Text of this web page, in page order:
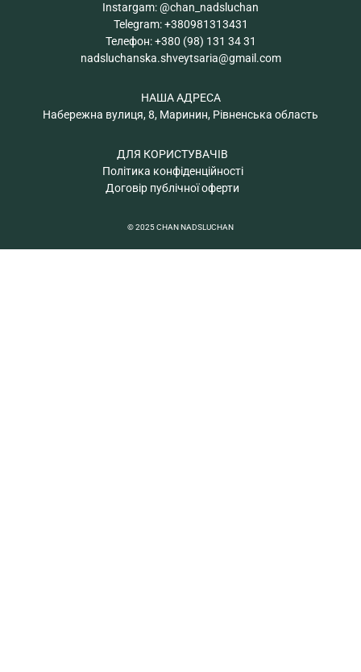
Instargam:@chan_nadsluchan
Telegram:+380981313431
Телефон:+380 (98) 131 34 31
nadsluchanska.shveytsaria@gmail.com
НАША АДРЕСА
Набережна вулиця, 8, Маринин, Рівненська область
ДЛЯ КОРИСТУВАЧІВ
Політика конфіденційності
Договір публічної оферти
© 2025 CHAN NADSLUCHAN